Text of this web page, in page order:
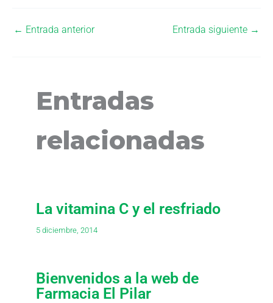
← Entrada anterior Entrada siguiente →
Entradas
relacionadas
La vitamina C y el resfriado
5 diciembre, 2014
Bienvenidos a la web de
Farmacia El Pilar